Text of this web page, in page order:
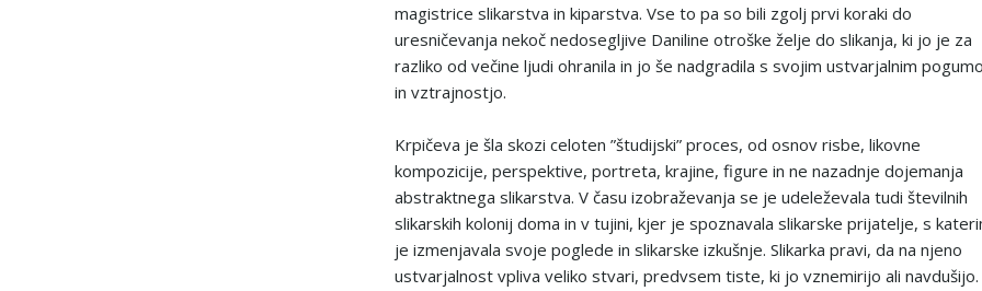
magistrice slikarstva in kiparstva. Vse to pa so bili zgolj prvi koraki do
uresničevanja nekoč nedosegljive Daniline otroške želje do slikanja, ki jo je za
razliko od večine ljudi ohranila in jo še nadgradila s svojim ustvarjalnim
in vztrajnostjo.
Krpičeva je šla skozi celoten ”študijski” proces, od osnov risbe, likovne
kompozicije, perspektive, portreta, krajine, figure in ne nazadnje dojemanja
abstraktnega slikarstva. V času izobraževanja se je udeleževala tudi številnih
slikarskih kolonij doma in v tujini, kjer je spoznavala slikarske prijatelje, s
je izmenjavala svoje poglede in slikarske izkušnje. Slikarka pravi, da na njeno
ustvarjalnost vpliva veliko stvari, predvsem tiste, ki jo vznemirijo ali navdušijo.